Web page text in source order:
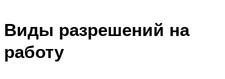
Виды разрешений на
работу